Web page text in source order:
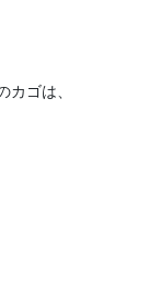
ゴは、